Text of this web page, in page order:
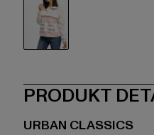
PRODUKT
URBAN CLASSICS